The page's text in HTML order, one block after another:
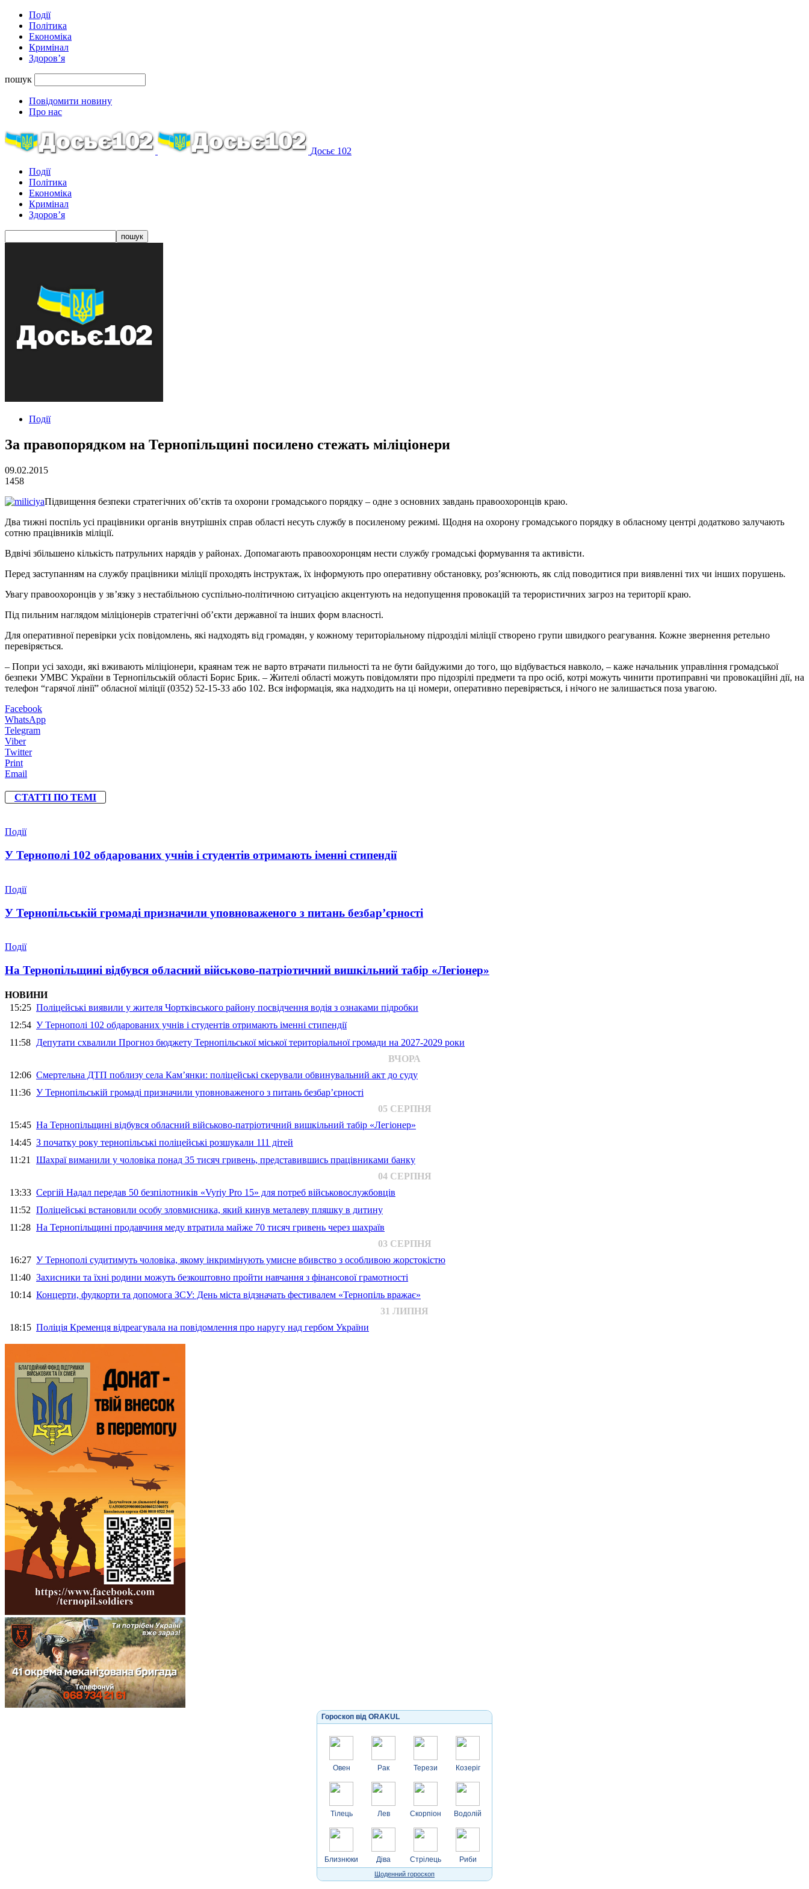
Події
Політика
Економіка
Кримінал
Здоров’я
пошук
Повідомити новину
Про нас
Досьє 102
Події
Політика
Економіка
Кримінал
Здоров’я
Події
За правопорядком на Тернопільщині посилено стежать міліціонери
09.02.2015
1458
Підвищення безпеки стратегічних об’єктів та охорони громадського порядку – одне з основних завдань правоохоронців краю.
Два тижні поспіль усі працівники органів внутрішніх справ області несуть службу в посиленому режимі. Щодня на охорону громадського порядку в обласному центрі додатково залучають
сотню працівників міліції.
Вдвічі збільшено кількість патрульних нарядів у районах. Допомагають правоохоронцям нести службу громадські формування та активісти.
Перед заступанням на службу працівники міліції проходять інструктаж, їх інформують про оперативну обстановку, роз’яснюють, як слід поводитися при виявленні тих чи інших порушень.
Увагу правоохоронців у зв’язку з нестабільною суспільно-політичною ситуацією акцентують на недопущення провокацій та терористичних загроз на території краю.
Під пильним наглядом міліціонерів стратегічні об’єкти державної та інших форм власності.
Для оперативної перевірки усіх повідомлень, які надходять від громадян, у кожному територіальному підрозділі міліції створено групи швидкого реагування. Кожне звернення ретельно
перевіряється.
– Попри усі заходи, які вживають міліціонери, краянам теж не варто втрачати пильності та не бути байдужими до того, що відбувається навколо, – каже начальник управління громадської
безпеки УМВС України в Тернопільській області Борис Брик. – Жителі області можуть повідомляти про підозрілі предмети та про осіб, котрі можуть чинити протиправні чи провокаційні дії, на
телефон “гарячої лінії” обласної міліції (0352) 52-15-33 або 102. Вся інформація, яка надходить на ці номери, оперативно перевіряється, і нічого не залишається поза увагою.
Facebook
WhatsApp
Telegram
Viber
Twitter
Print
Email
СТАТТІ ПО ТЕМІ
Події
У Тернополі 102 обдарованих учнів і студентів отримають іменні стипендії
Події
У Тернопільській громаді призначили уповноваженого з питань безбар’єрності
Події
На Тернопільщині відбувся обласний військово-патріотичний вишкільний табір «Легіонер»
НОВИНИ
15:25 Поліцейські виявили у жителя Чортківського району посвідчення водія з ознаками підробки
12:54 У Тернополі 102 обдарованих учнів і студентів отримають іменні стипендії
11:58 Депутати схвалили Прогноз бюджету Тернопільської міської територіальної громади на 2027-2029 роки
ВЧОРА
12:06 Смертельна ДТП поблизу села Кам’янки: поліцейські скерували обвинувальний акт до суду
11:36 У Тернопільській громаді призначили уповноваженого з питань безбар’єрності
05 СЕРПНЯ
15:45 На Тернопільщині відбувся обласний військово-патріотичний вишкільний табір «Легіонер»
14:45 З початку року тернопільські поліцейські розшукали 111 дітей
11:21 Шахраї виманили у чоловіка понад 35 тисяч гривень, представившись працівниками банку
04 СЕРПНЯ
13:33 Сергій Надал передав 50 безпілотників «Vyriy Pro 15» для потреб військовослужбовців
11:52 Поліцейські встановили особу зловмисника, який кинув металеву пляшку в дитину
11:28 На Тернопільщині продавчиня меду втратила майже 70 тисяч гривень через шахраїв
03 СЕРПНЯ
16:27 У Тернополі судитимуть чоловіка, якому інкримінують умисне вбивство з особливою жорстокістю
11:40 Захисники та їхні родини можуть безкоштовно пройти навчання з фінансової грамотності
10:14 Концерти, фудкорти та допомога ЗСУ: День міста відзначать фестивалем «Тернопіль вражає»
31 ЛИПНЯ
18:15 Поліція Кременця відреагувала на повідомлення про наругу над гербом України
Гороскоп від ORAKUL
Овен
Тілець
Близнюки
Рак
Лев
Діва
Терези
Скорпіон
Стрілець
Козеріг
Водолій
Риби
Щоденний гороскоп